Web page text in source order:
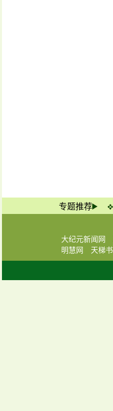
专题推荐
大纪元新闻网
明慧网
天梯